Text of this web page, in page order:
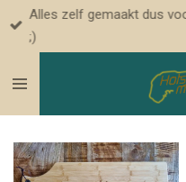
Ga
direct
de
Alles zelf gemaakt dus
;)